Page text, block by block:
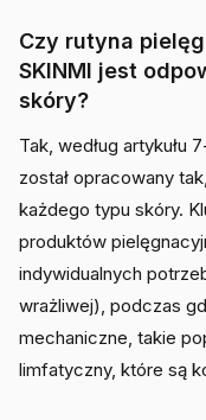
Czy rutyna
SKINMI jest
skóry?
Tak, według artykułu
został opracowany
każdego typu skóry.
produktów
indywidualnych
wrażliwej), podczas
mechaniczne, takie
limfatyczny, które są